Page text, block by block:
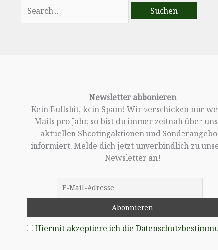
nach:
Newsletter abbonieren
Kein Bullshit, kein Spam! Wir verschicken nur
Mails pro Jahr, so bist du immer zeitnah über
aktuellen Shootingaktionen und
informiert. Melde dich jetzt unverbindlich zu
Newsletter an!
Hiermit akzeptiere ich die